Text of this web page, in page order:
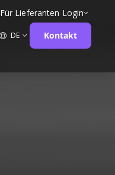
Für Lieferanten Login
DE Kontakt